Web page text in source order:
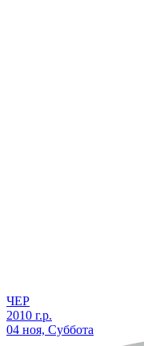
ЧЕР
2010 г.р.
04 ноя, Суббота